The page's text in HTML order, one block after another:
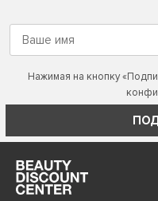
Нажимая на кнопку